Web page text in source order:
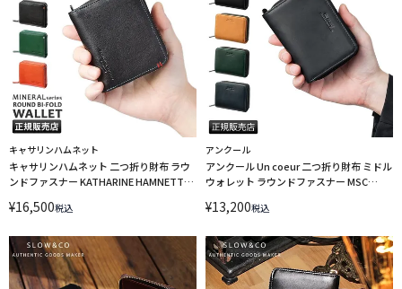
キャサリンハムネット
キャサリンハムネット 二つ折り財布 ラウ
ンドファスナー KATHARINE HAMNETT
¥16,500税込
アンクール
アンクール Un coeur 二つ折り財布 ミドル
ウォレット ラウンドファスナー MSC
¥13,200税込